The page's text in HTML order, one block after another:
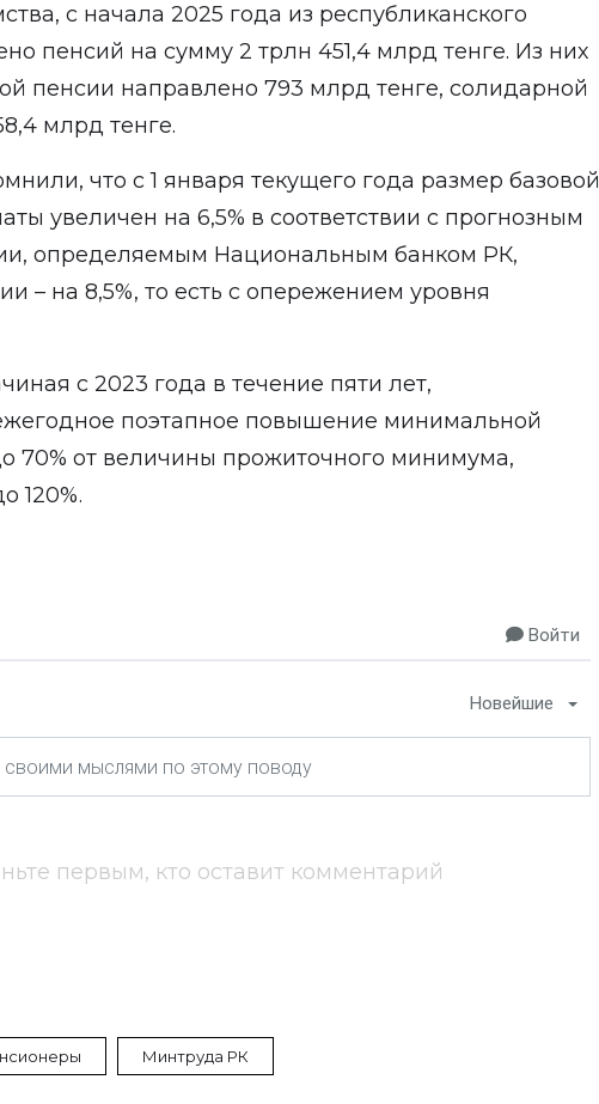
с начала 2025 года из республиканского
пенсий на сумму 2 трлн 451,4 млрд тенге. Из них
пенсии направлено 793 млрд тенге, солидарной
млрд тенге.
что с 1 января текущего года размер базовой
увеличен на 6,5% в соответствии с прогнозным
определяемым Национальным банком РК,
– на 8,5%, то есть с опережением уровня
с 2023 года в течение пяти лет,
поэтапное повышение минимальной
70% от величины прожиточного минимума,
120%.
Войти
Новейшие
первым, кто оставит комментарий
Минтруда РК